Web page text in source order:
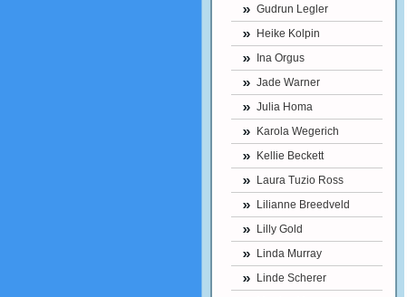
Gudrun Legler
Heike Kolpin
Ina Orgus
Jade Warner
Julia Homa
Karola Wegerich
Kellie Beckett
Laura Tuzio Ross
Lilianne Breedveld
Lilly Gold
Linda Murray
Linde Scherer